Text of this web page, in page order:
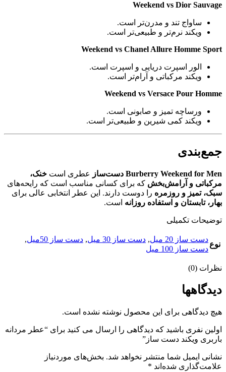
Weekend vs Dior Sauvage
ساواج تند و مدرن‌تر است.
ویکند نرم‌تر و طبیعی‌تر است.
Weekend vs Chanel Allure Homme Sport
الور اسپرت دریایی و اسپرت است.
ویکند مرکباتی و آرام‌تر است.
Weekend vs Versace Pour Homme
ورساچه تمیز و صابونی است.
ویکند کمی شیرین و طبیعی‌تر است.
جمع‌بندی
Burberry Weekend for Men دست‌ساز عطری است خنک،
مرکباتی و آرامش‌بخش که برای کسانی مناسب است که رایحه‌های
سبک، تمیز و روزمره را دوست دارند. این عطر انتخابی عالی برای
بهار، تابستان و استفاده روزانه است.
توضیحات تکمیلی
نوع
دست ساز 20 میل , دست ساز 30 میل , دست ساز 50میل
,
دست ساز 100 میل
نظرات (0)
دیدگاهها
هیچ دیدگاهی برای این محصول نوشته نشده است.
اولین نفری باشید که دیدگاهی را ارسال می کنید برای “عطر مردانه
باربری ویکند دست ساز”
نشانی ایمیل شما منتشر نخواهد شد. بخش‌های موردنیاز
علامت‌گذاری شده‌اند *